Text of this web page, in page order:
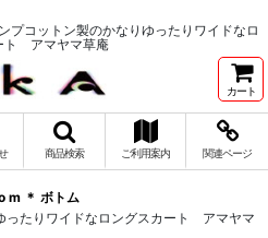
プコットン製のかなりゆったりワイドなロ
ト アマヤマ草庵
カート
商品検索 ご利用案内 関連ページ
m ＊ ボトム
たりワイドなロングスカート アマヤマ